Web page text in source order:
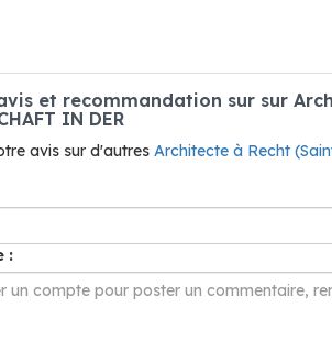
et recommandation sur sur
IN DER
avis sur d'autres Architecte à Recht
: